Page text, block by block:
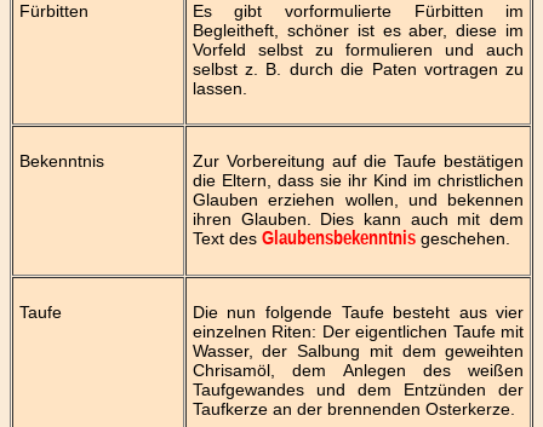
Fürbitten
Es gibt vorformulierte Fürbitten im
Begleitheft, schöner ist es aber, diese im
Vorfeld selbst zu formulieren und auch
selbst z. B. durch die Paten vortragen zu
lassen.
Bekenntnis
Zur Vorbereitung auf die Taufe bestätigen
die Eltern, dass sie ihr Kind im christlichen
Glauben erziehen wollen, und bekennen
ihren Glauben. Dies kann auch mit dem
Text des Glaubensbekenntnisgeschehen.
Taufe
Die nun folgende Taufe besteht aus vier
einzelnen Riten: Der eigentlichen Taufe mit
Wasser, der Salbung mit dem geweihten
Chrisamöl, dem Anlegen des weißen
Taufgewandes und dem Entzünden der
Taufkerze an der brennenden Osterkerze.